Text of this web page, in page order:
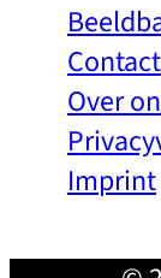
Contact
Over
Imprint